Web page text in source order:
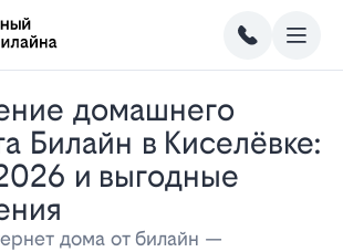
Билайн в Киселёвке:
и выгодные
дома от билайн —